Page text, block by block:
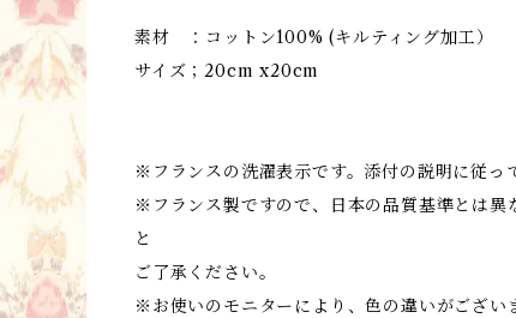
素材 ：コットン100% (キルティング加工）
サイズ；20cm x20cm
※フランスの洗濯表示です。添付の説明に従っ
※フランス製ですので、日本の品質基準とは異
と
ご了承ください。
※お使いのモニターにより、色の違いがござい